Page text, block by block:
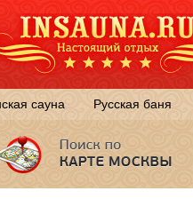
сауна Русская баня